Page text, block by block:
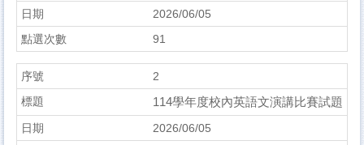
2026/06/05
91
2
114學年度校內英語文演講比賽試題
2026/06/05